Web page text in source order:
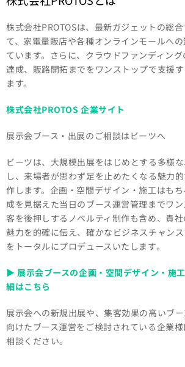
株式会社PROTOSは、最新ガジェットの総
て、家電量販店や各種オンラインモールへ
ています。さらに、クラウドファンディン
達成、販路開拓までをワンストップで支援
ます。
株式会社PROTOS 企業サイト
展示会ブース・出展のご相談はビーツへ
ビーツは、大規模出展をはじめとする多様
し、来場者が思わず足を止めたくなる魅力
作します。企画・空間デザイン・施工はも
成を見据えた当日のブース運営管理までワ
客を後押しするノベルティ制作も含め、貴
魅力を的確に伝え、確かなビジネスチャン
をトータルにプロデュースいたします。
▶ 展示会ブースの企画・空間デザイン・施
細はこちら
展示会への新規出展や、集客効果の高いブ
向けたブース運営をご検討されている企業
相談ください。